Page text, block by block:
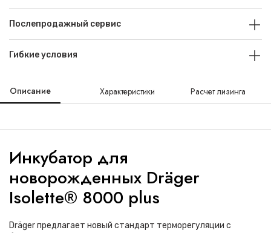
Послепродажный сервис
Гибкие условия
Описание Характеристики Расчет лизинга
Инкубатор для
новорожденных Dräger
Isolette® 8000 plus
Dräger предлагает новый стандарт терморегуляции с